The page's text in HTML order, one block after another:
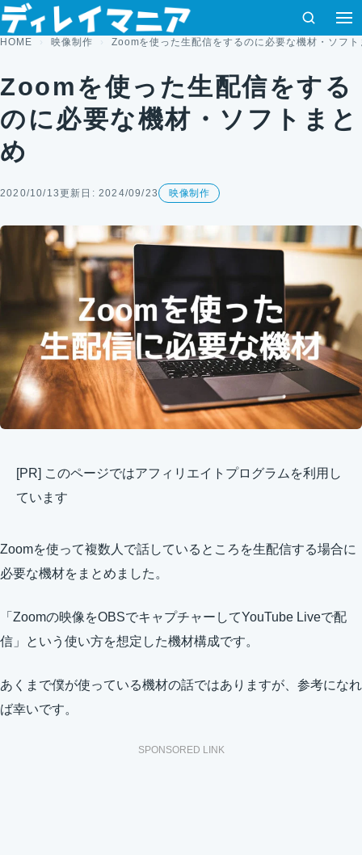
コンテンツへスキップ
検索
HOME 映像制作 Zoomを使った生配信をするのに必要な機材・ソフト
Zoomを使った生配信をする
のに必要な機材・ソフトまと
め
2020/10/13更新日: 2024/09/23 映像制作
[PR] このページではアフィリエイトプログラムを利用し
ています
Zoomを使って複数人で話しているところを生配信する場合に
必要な機材をまとめました。
「Zoomの映像をOBSでキャプチャーしてYouTube Liveで配
信」という使い方を想定した機材構成です。
あくまで僕が使っている機材の話ではありますが、参考になれ
ば幸いです。
SPONSORED LINK